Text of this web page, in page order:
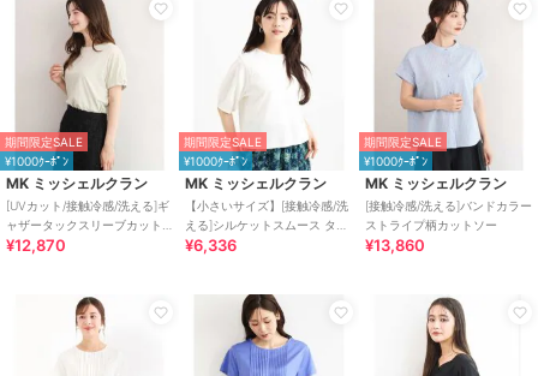
期間限定SALE
¥1000ｸｰﾎﾟﾝ
MK ミッシェルクラン
[UVカット/接触冷感/洗える]ギ
ャザータックスリーブカット
ソー
¥12,870
期間限定SALE
¥1000ｸｰﾎﾟﾝ
MK ミッシェルクラン
【小さいサイズ】[接触冷感/洗
える]シルケットスムース タッ
クスリーブカットソー
¥6,336
期間限定SALE
¥1000ｸｰﾎﾟﾝ
MK ミッシェルクラン
[接触冷感/洗える]バンドカラー
ストライプ柄カットソー
¥13,860